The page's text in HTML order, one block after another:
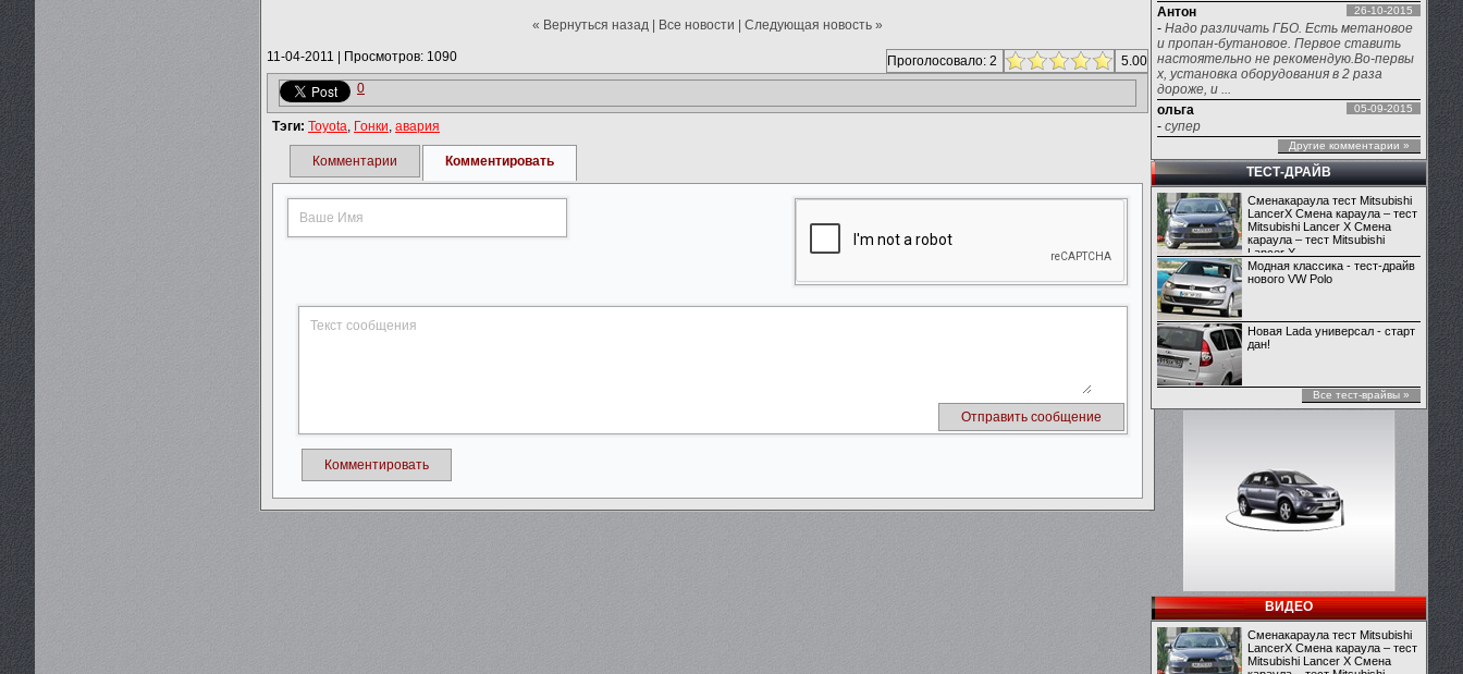
« Вернуться назад Все новости Следующая новость »
11-04-2011 Просмотров: 1090 Проголосовало: 2
5.00
0
Тэги: Toyota, Гонки, авария
Комментарии Комментировать
Комментировать
Антон
26-10-2015
- Надо различать ГБО. Есть метановое
и пропан-бутановое. Первое ставить
настоятельно не рекомендую.Во-первы
х, установка оборудования в 2 раза
дороже, и ...
ольга
05-09-2015
- супер
Другие комментарии »
ТЕСТ-ДРАЙВ
Сменакараула тест Mitsubishi
LancerX Смена караула – тест
Mitsubishi Lancer X Смена
караула – тест Mitsubishi
Lancer X
Модная классика - тест-драйв
нового VW Polo
Новая Lada универсал - старт
дан!
Все тест-врайвы »
ВИДЕО
Сменакараула тест Mitsubishi
LancerX Смена караула – тест
Mitsubishi Lancer X Смена